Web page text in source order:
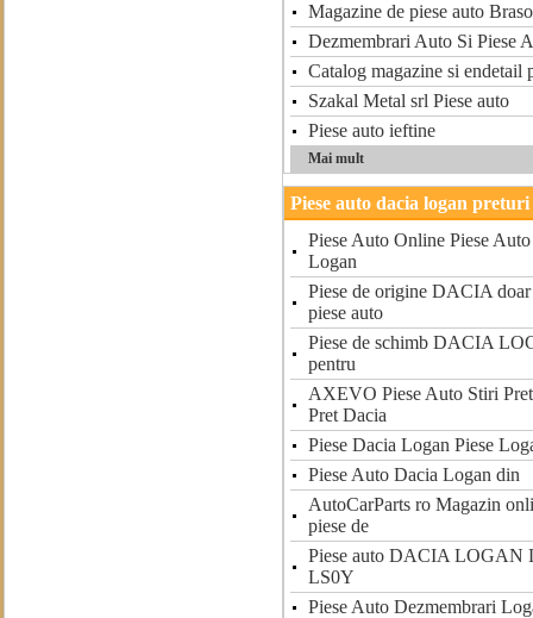
Magazine de piese auto
Dezmembrari Auto Si Piese
Catalog magazine si endetail
Szakal Metal srl Piese auto
Piese auto ieftine
Mai mult
Piese auto dacia logan preturi
Piese Auto Online Piese
Logan
Piese de origine DACIA
piese auto
Piese de schimb DACIA
pentru
AXEVO Piese Auto Stiri
Pret Dacia
Piese Dacia Logan Piese
Piese Auto Dacia Logan din
AutoCarParts ro Magazin
piese de
Piese auto DACIA LOGAN
LS0Y
Piese Auto Dezmembrari